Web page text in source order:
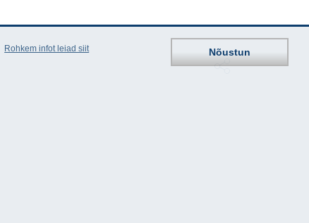
Rohkem infot leiad siit Nõustun